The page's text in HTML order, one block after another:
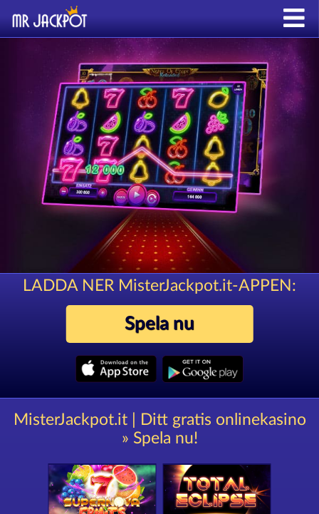
LADDA NER MisterJackpot.it-APPEN:
Spela nu
MisterJackpot.it | Ditt gratis onlinekasino
» Spela nu!